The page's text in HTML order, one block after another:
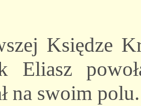
Księdze
Eliasz
na swoim polu.